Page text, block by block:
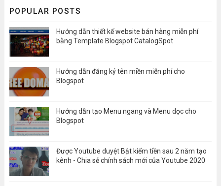
POPULAR POSTS
Hướng dẫn thiết kế website bán hàng miễn phí
bằng Template Blogspot CatalogSpot
Hướng dẫn đăng ký tên miền miễn phí cho
Blogspot
Hướng dẫn tạo Menu ngang và Menu dọc cho
Blogspot
Được Youtube duyệt Bật kiếm tiền sau 2 năm tạo
kênh - Chia sẻ chính sách mới của Youtube 2020